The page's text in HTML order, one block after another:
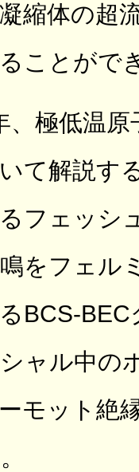
縮体の超
ことがで
、極低温
て解説す
フェッシ
をフェル
BCS-
ャル中の
モット絶